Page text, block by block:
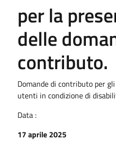
per la
delle
contributo.
Domande di contributo per
utenti in condizione di
Data :
17 aprile 2025